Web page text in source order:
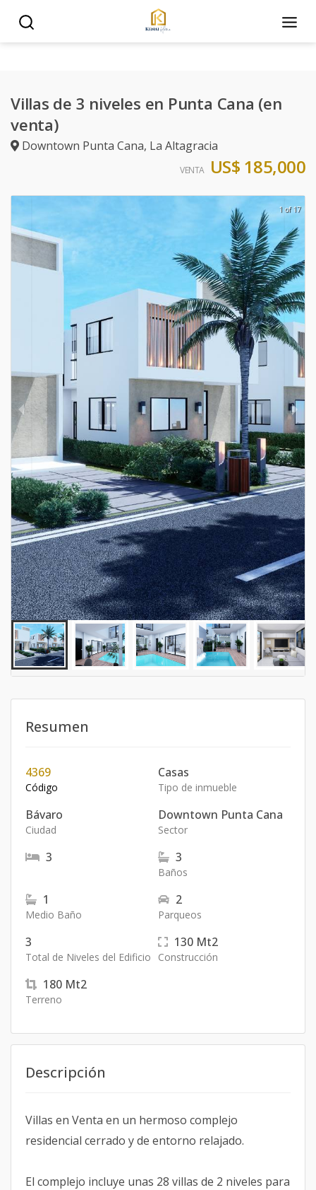
Villas de 3 niveles en Punta Cana (en
venta)
Downtown Punta Cana, La Altagracia
VENTA US$ 185,000
1 of 17
Resumen
4369
Código
Casas
Tipo de inmueble
Bávaro
Ciudad
Downtown Punta Cana
Sector
3 3
Baños
1
Medio Baño
2
Parqueos
3
Total de Niveles del Edificio
130 Mt2
Construcción
180 Mt2
Terreno
Descripción
Villas en Venta en un hermoso complejo
residencial cerrado y de entorno relajado.
El complejo incluye unas 28 villas de 2 niveles para